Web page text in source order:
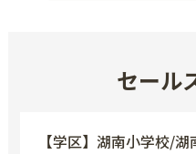
セール
【学区】湖南小学校/